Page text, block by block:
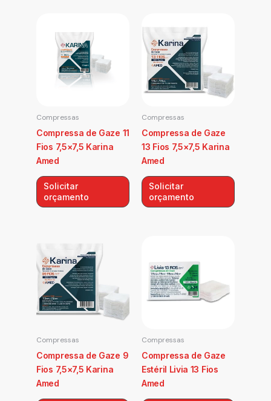
Compressas
Compressa de Gaze 11
Fios 7,5×7,5 Karina
Amed
Solicitar
orçamento
Compressas
Compressa de Gaze
13 Fios 7,5×7,5 Karina
Amed
Solicitar
orçamento
Compressas
Compressa de Gaze 9
Fios 7,5×7,5 Karina
Amed
Compressas
Compressa de Gaze
Estéril Livia 13 Fios
Amed